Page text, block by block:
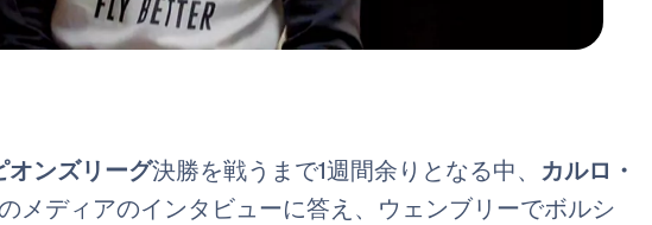
オンズリーグ決勝を戦うまで1週間余りとなる中、 カルロ・
メディアのインタビューに答え、ウェンブリーでボルシ